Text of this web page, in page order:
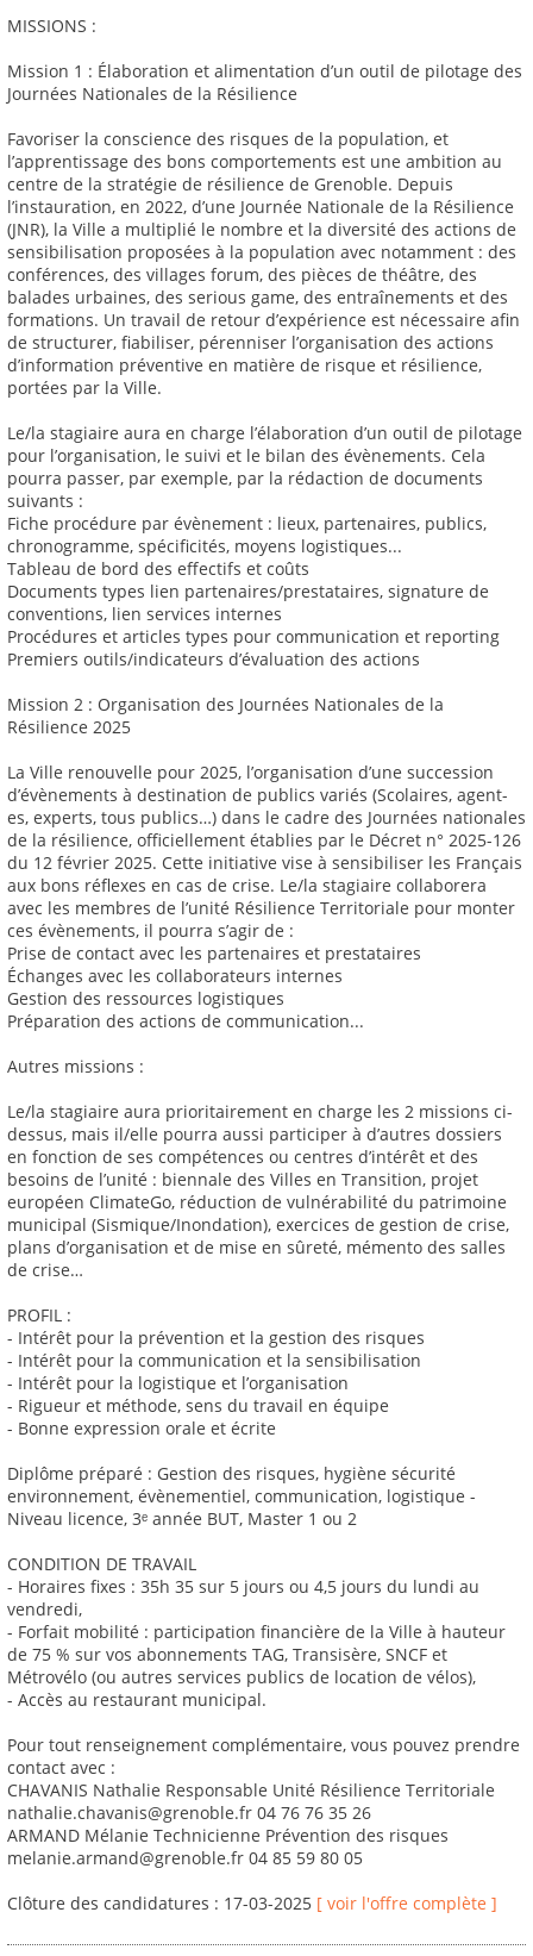
MISSIONS :
Mission 1 : Élaboration et alimentation d’un outil de pilotage des
Journées Nationales de la Résilience
Favoriser la conscience des risques de la population, et
l’apprentissage des bons comportements est une ambition au
centre de la stratégie de résilience de Grenoble. Depuis
l’instauration, en 2022, d’une Journée Nationale de la Résilience
(JNR), la Ville a multiplié le nombre et la diversité des actions de
sensibilisation proposées à la population avec notamment : des
conférences, des villages forum, des pièces de théâtre, des
balades urbaines, des serious game, des entraînements et des
formations. Un travail de retour d’expérience est nécessaire afin
de structurer, fiabiliser, pérenniser l’organisation des actions
d’information préventive en matière de risque et résilience,
portées par la Ville.
Le/la stagiaire aura en charge l’élaboration d’un outil de pilotage
pour l’organisation, le suivi et le bilan des évènements. Cela
pourra passer, par exemple, par la rédaction de documents
suivants :
Fiche procédure par évènement : lieux, partenaires, publics,
chronogramme, spécificités, moyens logistiques...
Tableau de bord des effectifs et coûts
Documents types lien partenaires/prestataires, signature de
conventions, lien services internes
Procédures et articles types pour communication et reporting
Premiers outils/indicateurs d’évaluation des actions
Mission 2 : Organisation des Journées Nationales de la
Résilience 2025
La Ville renouvelle pour 2025, l’organisation d’une succession
d’évènements à destination de publics variés (Scolaires, agent-
es, experts, tous publics…) dans le cadre des Journées nationales
de la résilience, officiellement établies par le Décret n° 2025-126
du 12 février 2025. Cette initiative vise à sensibiliser les Français
aux bons réflexes en cas de crise. Le/la stagiaire collaborera
avec les membres de l’unité Résilience Territoriale pour monter
ces évènements, il pourra s’agir de :
Prise de contact avec les partenaires et prestataires
Échanges avec les collaborateurs internes
Gestion des ressources logistiques
Préparation des actions de communication...
Autres missions :
Le/la stagiaire aura prioritairement en charge les 2 missions ci-
dessus, mais il/elle pourra aussi participer à d’autres dossiers
en fonction de ses compétences ou centres d’intérêt et des
besoins de l’unité : biennale des Villes en Transition, projet
européen ClimateGo, réduction de vulnérabilité du patrimoine
municipal (Sismique/Inondation), exercices de gestion de crise,
plans d’organisation et de mise en sûreté, mémento des salles
de crise…
PROFIL :
- Intérêt pour la prévention et la gestion des risques
- Intérêt pour la communication et la sensibilisation
- Intérêt pour la logistique et l’organisation
- Rigueur et méthode, sens du travail en équipe
- Bonne expression orale et écrite
Diplôme préparé : Gestion des risques, hygiène sécurité
environnement, évènementiel, communication, logistique -
Niveau licence, 3ᵉ année BUT, Master 1 ou 2
CONDITION DE TRAVAIL
- Horaires fixes : 35h 35 sur 5 jours ou 4,5 jours du lundi au
vendredi,
- Forfait mobilité : participation financière de la Ville à hauteur
de 75 % sur vos abonnements TAG, Transisère, SNCF et
Métrovélo (ou autres services publics de location de vélos),
- Accès au restaurant municipal.
Pour tout renseignement complémentaire, vous pouvez prendre
contact avec :
CHAVANIS Nathalie Responsable Unité Résilience Territoriale
nathalie.chavanis@grenoble.fr 04 76 76 35 26
ARMAND Mélanie Technicienne Prévention des risques
melanie.armand@grenoble.fr 04 85 59 80 05
Clôture des candidatures : 17-03-2025 [ voir l'offre complète ]